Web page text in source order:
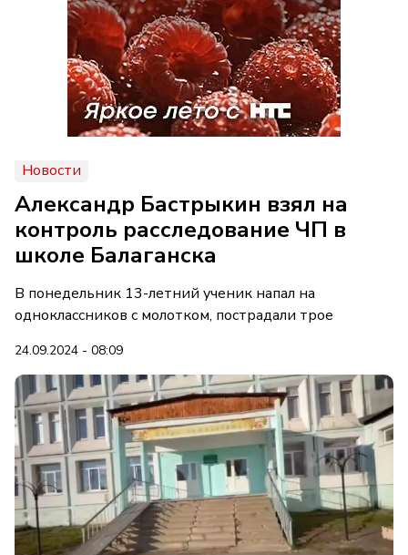
Новости
Александр Бастрыкин взял на
контроль расследование ЧП в
школе Балаганска
В понедельник 13-летний ученик напал на
одноклассников с молотком, пострадали трое
24.09.2024 - 08:09